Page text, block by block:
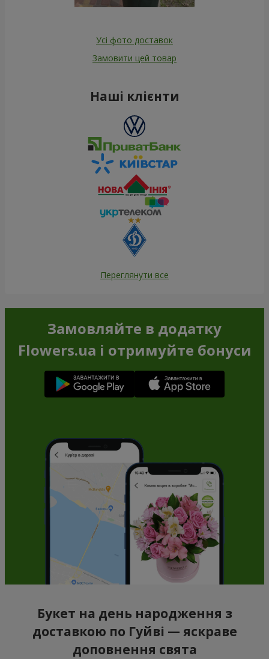
Усі фото доставок
Замовити цей товар
Наші клієнти
Переглянути все
Замовляйте в додатку
Flowers.ua і отримуйте бонуси
Букет на день народження з
доставкою по Гуйві — яскраве
доповнення свята